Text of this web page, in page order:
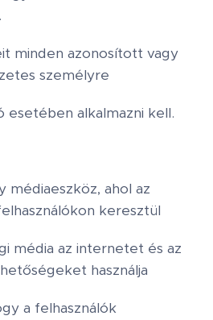
minden azonosított vagy
személyre
esetében alkalmazni kell.
médiaeszköz, ahol az
keresztül
média az internetet és az
használja
a felhasználók